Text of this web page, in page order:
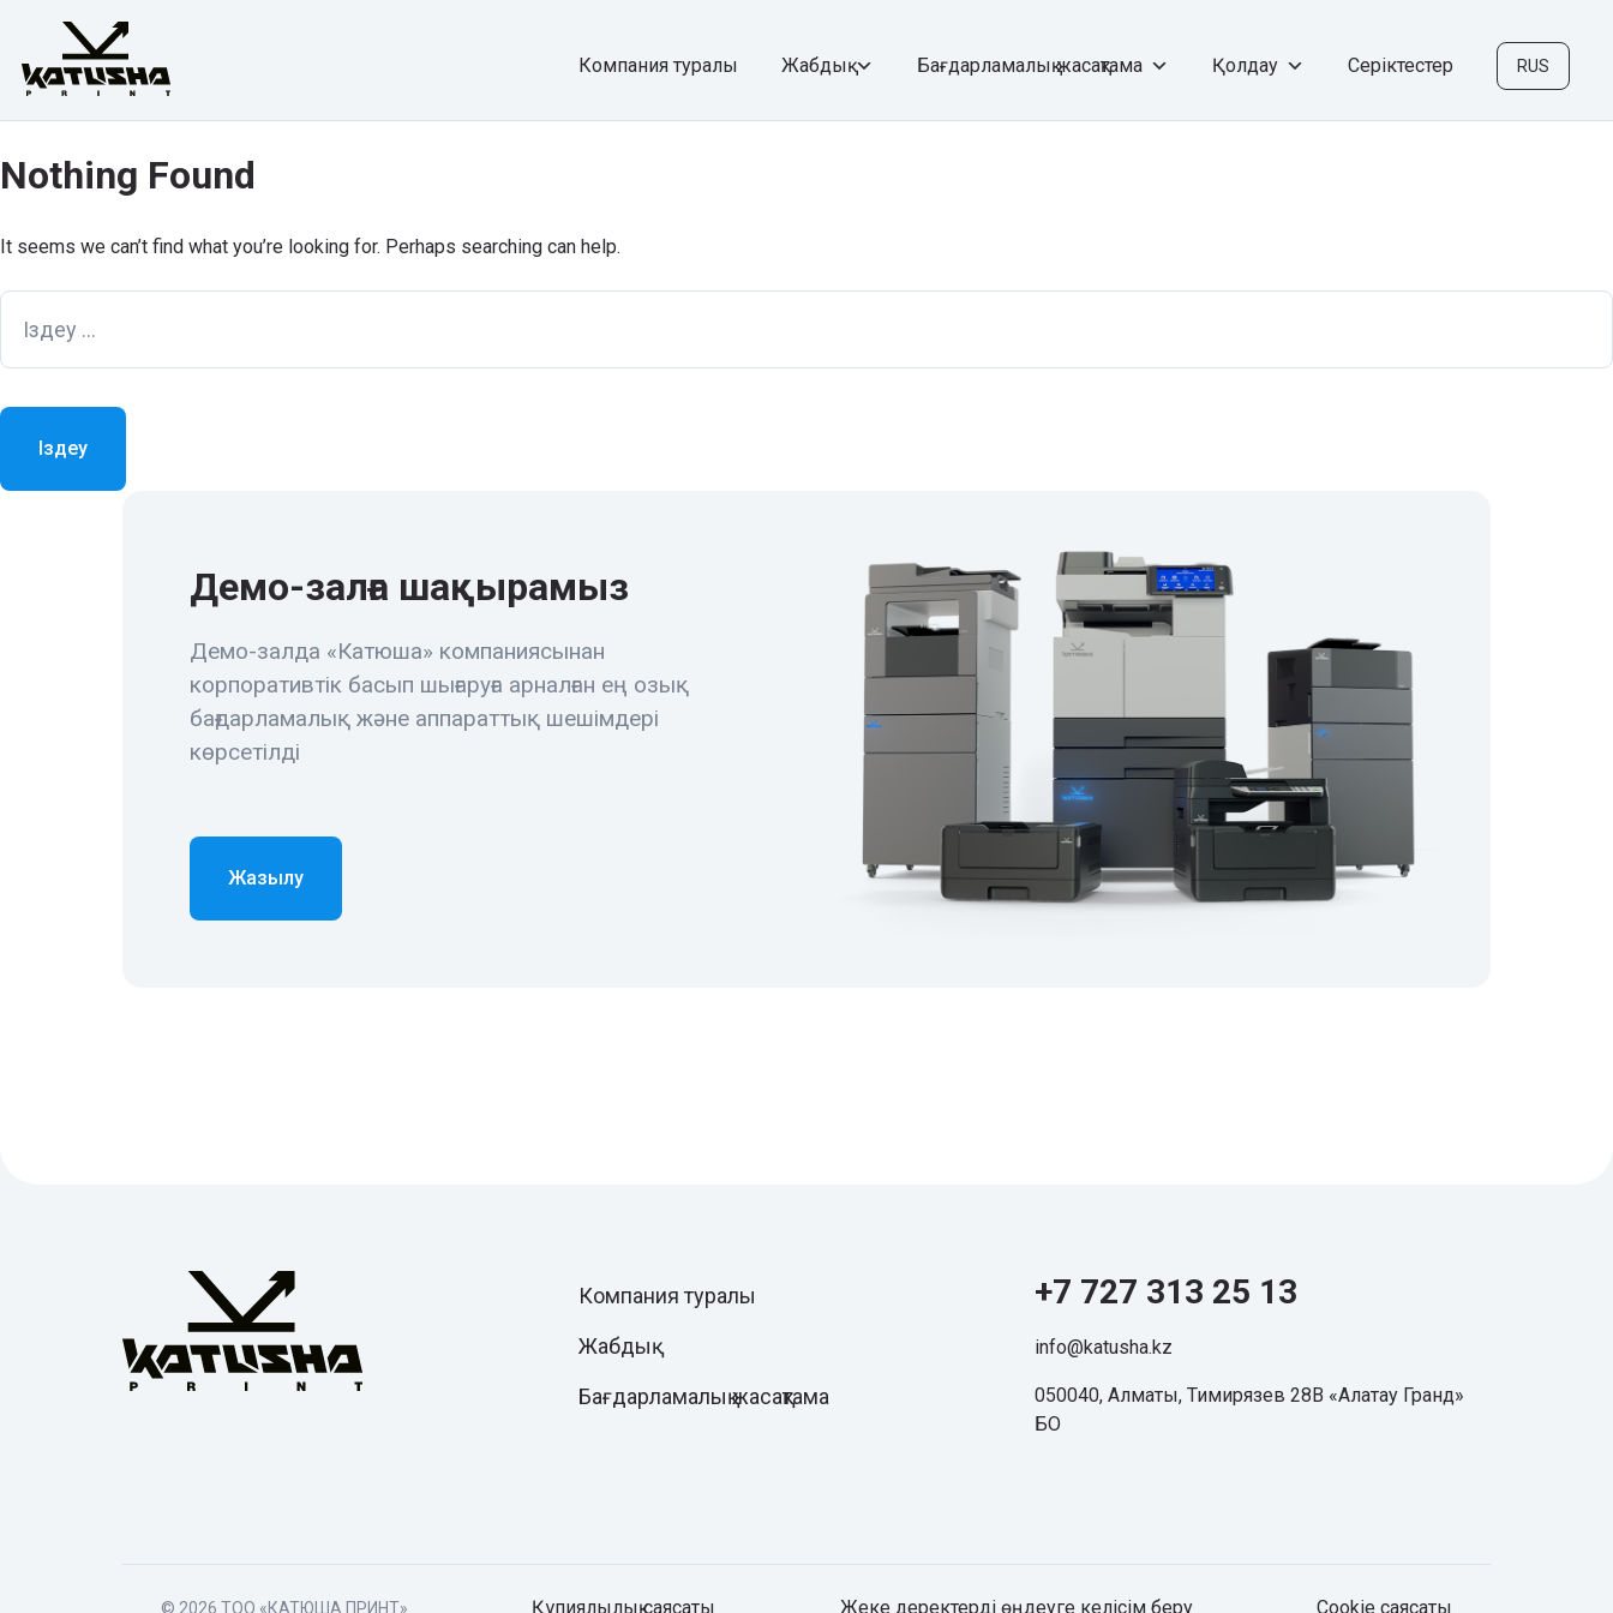
content
Компания туралы Жабдық Бағдарламалық жасақтама Қолдау Серіктестер RUS
Nothing Found
It seems we can’t find what you’re looking for. Perhaps searching can help.
Іздеу:
Демо-залға шақырамыз
Демо-залда «Катюша» компаниясынан
корпоративтік басып шығаруға арналған ең озық
бағдарламалық және аппараттық шешімдері
көрсетілді
Жазылу
Компания туралы
Жабдық
Бағдарламалық жасақтама
+7 727 313 25 13
info@katusha.kz
050040, Алматы, Тимирязев 28В «Алатау Гранд»
БО
© 2026 TОО «КАТЮША ПРИНТ» Құпиялылық саясаты Жеке деректерді өңдеуге келісім беру Cookie саясаты